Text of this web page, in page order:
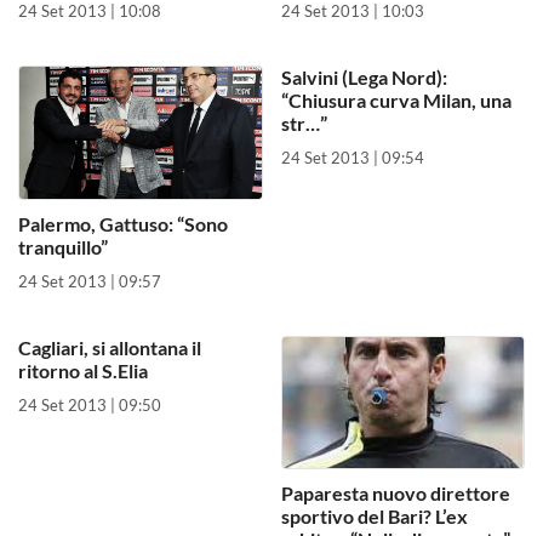
24 Set 2013 | 10:08 24 Set 2013 | 10:03
Palermo, Gattuso: “Sono
tranquillo”
24 Set 2013 | 09:57
Salvini (Lega Nord):
“Chiusura curva Milan, una
str…”
24 Set 2013 | 09:54
Cagliari, si allontana il
ritorno al S.Elia
24 Set 2013 | 09:50
Paparesta nuovo direttore
sportivo del Bari? L’ex